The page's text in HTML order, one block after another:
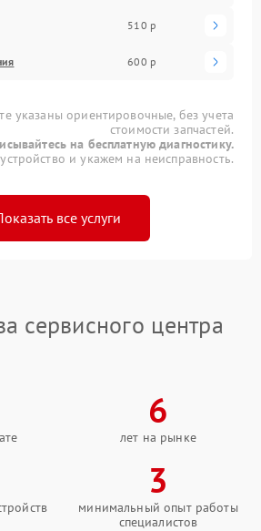
510 р
600 р
указаны ориентировочные, без учета
стоимости запчастей.
на бесплатную диагностику.
и укажем на неисправность.
все услуги
сервисного центра
6
лет на рынке
3
минимальный опыт работы
специалистов